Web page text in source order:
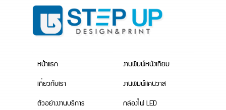
หน้าแรก
เกี่ยวกับเรา
ตัวอย่างงานบริการ
งานพิมพ์หนังเทียม
งานพิมพ์แคนวาส
กล่องไฟ LED